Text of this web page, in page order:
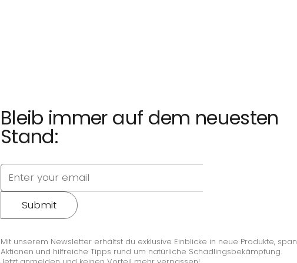
Bleib immer auf dem neuesten
Stand:
Submit
Mit unserem Newsletter erhältst du exklusive Einblicke in neue Produkte,
Aktionen und hilfreiche Tipps rund um natürliche Schädlingsbekämpfung.